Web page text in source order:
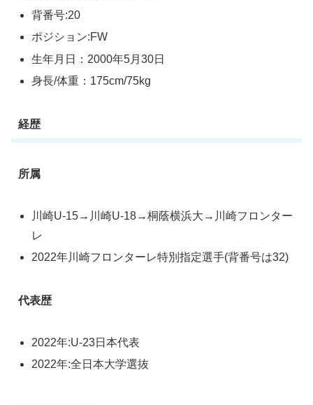
背番号:20
ポジション:FW
生年月日：2000年5月30日
身長/体重：175cm/75kg
経歴
所属
川崎U-15→川崎U-18→桐蔭横浜大→川崎フロンター
レ
2022年川崎フロンターレ特別指定選手(背番号は32)
代表歴
2022年:U-23日本代表
2022年:全日本大学選抜